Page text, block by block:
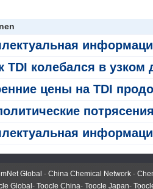
о сырьевых товарах в химической промышленности (29 июля
узком диапазоне на прошлой неделе (20 - 24
расти в июле на фоне постоянной ограниченности предложения
цепочку поставок покрытий: китайский экспорт сырья и изменения цены на 12% повышают индийский
о сырьевых товарах в химической промышленности (14 июля
Global - China Chemical Network -
Global - Toocle China- Toocle Japan-